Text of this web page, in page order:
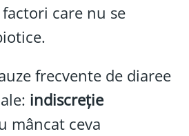
care nu se
frecvente de diaree
indiscreție
mâncat ceva